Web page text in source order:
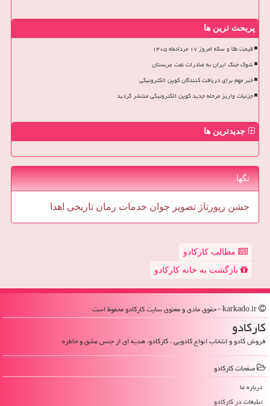
پربحث ترین ها
قیمت طلا و سکه امروز ۱۷ مردادماه ۱۴۰۵
شوک جنگ ایران به صادرات نفت عربستان
خبر مهم برای دریافت کنندگان کوپن الکترونیکی
جزئیات واریز مرحله جدید کوپن الکترونیکی منتشر گردید
جدیدترین ها
تگها
جشن رپورتاژ تصویر جوان خدمات رمان تاریخی اهدا
مطالب کارکادو
بازگشت به خانه کارکادو
كاركادو
فروش کادو و انتخاب انواع کادویی ، کارکادو، هدیه ای از جنس عشق و خاطره
صفحات كاركادو
درباره ما
تبلیغات در كاركادو